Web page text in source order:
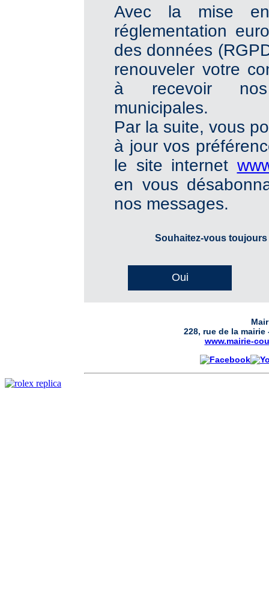
Avec la mise
réglementation
des données
renouveler votre
à recevoir nos
municipales.
Par la suite, vous
à jour vos
le site internet
en vous
nos messages.
Souhaitez-vous
Oui
228, rue de la mairie
www.mairie-